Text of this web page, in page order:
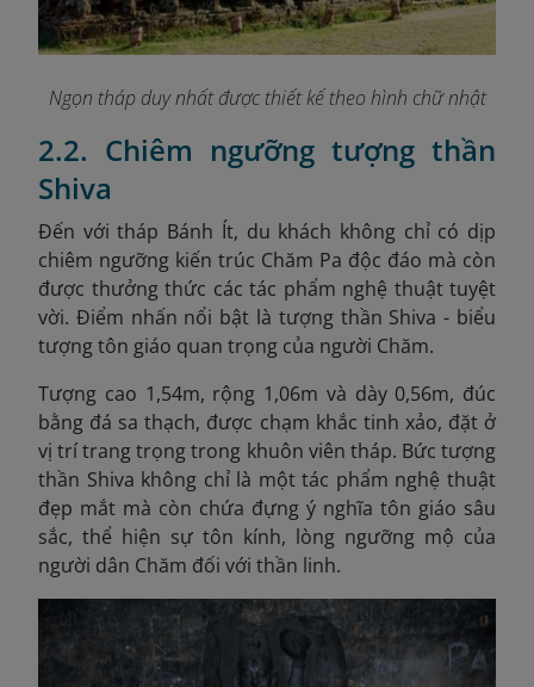
Ngọn tháp duy nhất được thiết kế theo hình chữ nhật
2.2. Chiêm ngưỡng tượng thần
Shiva
Đến với tháp Bánh Ít, du khách không chỉ có dịp
chiêm ngưỡng kiến trúc Chăm Pa độc đáo mà còn
được thưởng thức các tác phẩm nghệ thuật tuyệt
vời. Điểm nhấn nổi bật là tượng thần Shiva - biểu
tượng tôn giáo quan trọng của người Chăm.
Tượng cao 1,54m, rộng 1,06m và dày 0,56m, đúc
bằng đá sa thạch, được chạm khắc tinh xảo, đặt ở
vị trí trang trọng trong khuôn viên tháp. Bức tượng
thần Shiva không chỉ là một tác phẩm nghệ thuật
đẹp mắt mà còn chứa đựng ý nghĩa tôn giáo sâu
sắc, thể hiện sự tôn kính, lòng ngưỡng mộ của
người dân Chăm đối với thần linh.